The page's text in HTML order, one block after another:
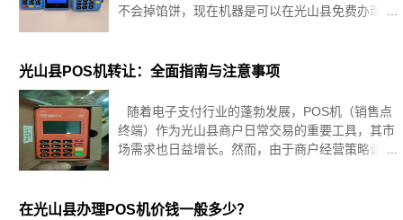
不会掉馅饼，现在机器是可以在光山县免费办理，
已经成为人们日常生活中不
光山县POS机转让：全面指南与注意事项
随着电子支付行业的蓬勃发展，POS机（销售点
终端）作为光山县商户日常交易的重要工具，其市
场需求也日益增长。然而，由于商户经营策略调
节，为准备进行POS机转让的
在光山县办理POS机价钱一般多少？